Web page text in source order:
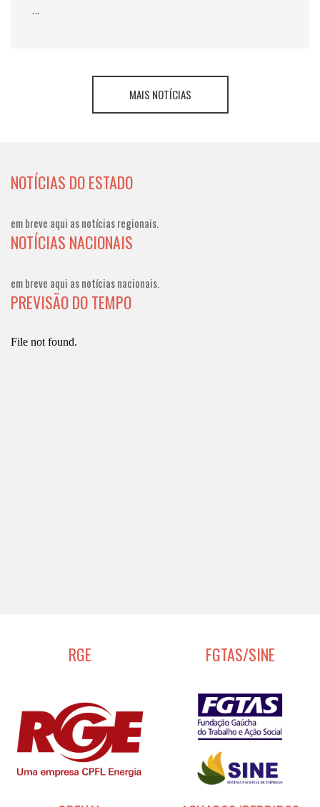
...
MAIS NOTÍCIAS
NOTÍCIAS DO ESTADO
em breve aqui as notícias regionais.
NOTÍCIAS NACIONAIS
em breve aqui as notícias nacionais.
PREVISÃO DO TEMPO
RGE FGTAS/SINE